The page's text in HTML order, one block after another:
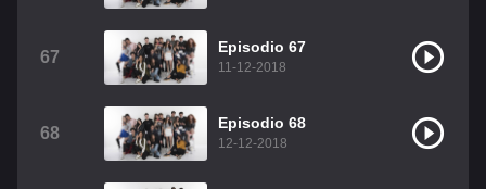
67
Episodio 67
11-12-2018
68
Episodio 68
12-12-2018